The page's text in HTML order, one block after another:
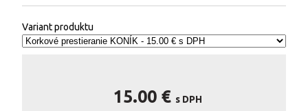
Variant produktu
15.00 € s DPH